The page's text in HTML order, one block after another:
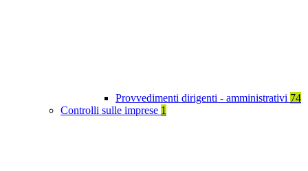
Provvedimenti dirigenti - amministrativi 74
Controlli sulle imprese 1